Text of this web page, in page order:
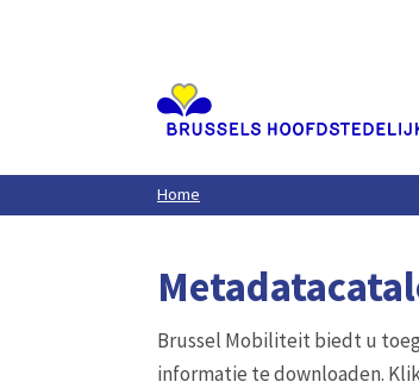
Home
Brussel Mobiliteit biedt u
informatie te downloaden.